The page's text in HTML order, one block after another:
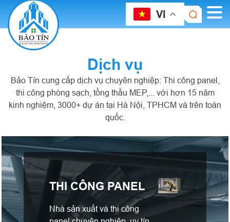
VI
Dịch vụ
Bảo Tín cung cấp dịch vụ chuyên nghiệp: Thi công panel,
thi công phòng sạch, tổng thầu MEP,... với hơn 15 năm
kinh nghiệm, 3000+ dự án tại Hà Nội, TPHCM và trên toàn
quốc.
THI CÔNG PANEL
Nhà sản xuất và thi công